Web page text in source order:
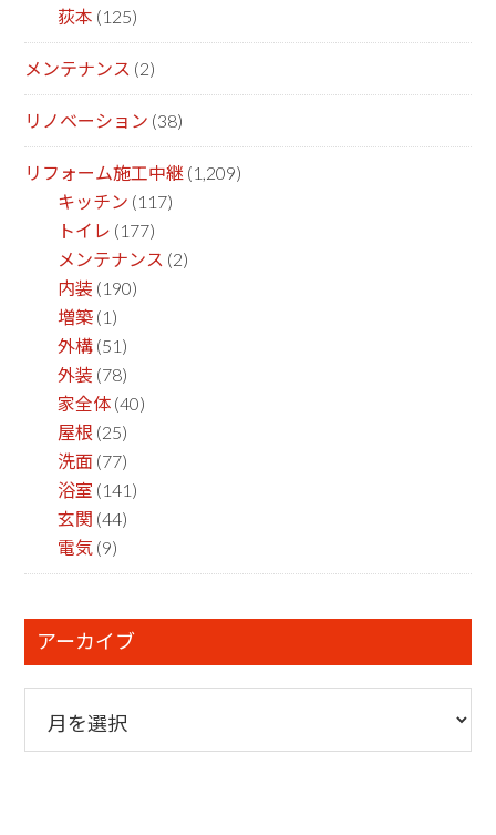
荻本 (125)
メンテナンス (2)
リノベーション (38)
リフォーム施工中継 (1,209)
キッチン (117)
トイレ (177)
メンテナンス (2)
内装 (190)
増築 (1)
外構 (51)
外装 (78)
家全体 (40)
屋根 (25)
洗面 (77)
浴室 (141)
玄関 (44)
電気 (9)
アーカイブ
カ